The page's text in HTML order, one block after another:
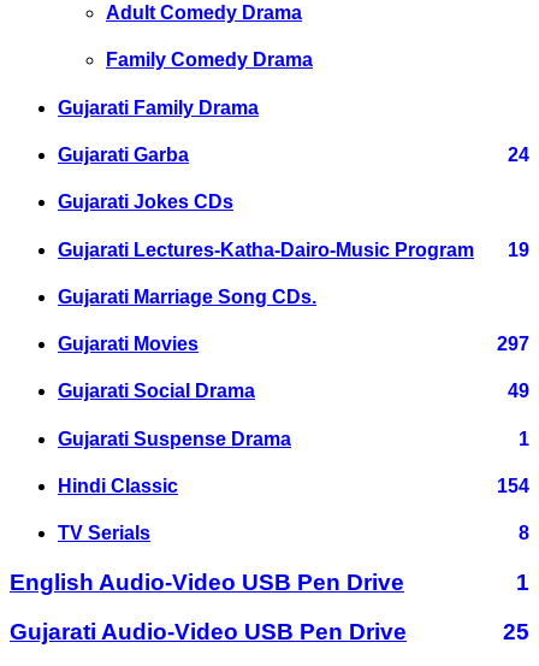
Adult Comedy Drama
Family Comedy Drama
Gujarati Family Drama
Gujarati Garba 24
Gujarati Jokes CDs
Gujarati Lectures-Katha-Dairo-Music Program 19
Gujarati Marriage Song CDs.
Gujarati Movies 297
Gujarati Social Drama 49
Gujarati Suspense Drama 1
Hindi Classic 154
TV Serials 8
English Audio-Video USB Pen Drive
1
Gujarati Audio-Video USB Pen Drive
25